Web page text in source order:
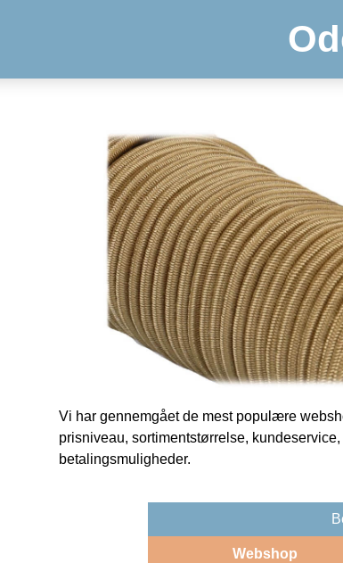
Vi har gennemgået de mest populære
prisniveau, sortimentstørrelse,
betalingsmuligheder.
Webshop